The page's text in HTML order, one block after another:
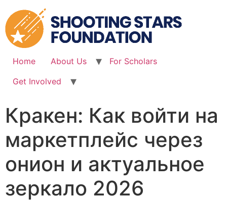
to
content
Home About Us
For Scholars
Get Involved
Кракен: Как войти на
маркетплейс через
онион и актуальное
зеркало 2026